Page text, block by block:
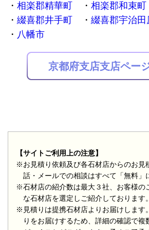
相楽郡精華町
相楽郡和束町
綴喜郡井手町
綴喜郡宇治田
八幡市
京都府支店支店ペー
【サイトご利用上の注意】
※お見積り依頼及び各石材店からのお見
話・メールでの相談はすべて「無料」
※石材店の紹介数は最大３社、お客様の
な石材店を選定しご紹介しております。
※見積りは提携石材店よりお届けします
りをお届けするため、詳細の確認で複